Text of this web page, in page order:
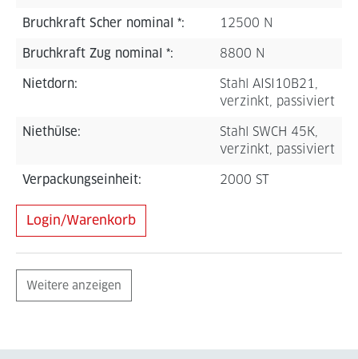
Bruchkraft Scher nominal *: 12500 N
Bruchkraft Zug nominal *: 8800 N
Nietdorn:
Stahl AISI10B21,
verzinkt, passiviert
Niethülse:
Stahl SWCH 45K,
verzinkt, passiviert
Verpackungseinheit: 2000 ST
Login/Warenkorb
Weitere anzeigen